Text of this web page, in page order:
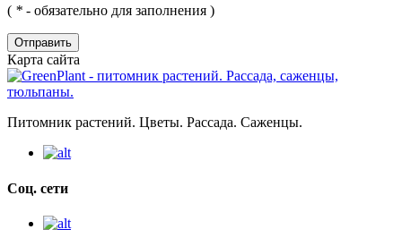
( * - обязательно для заполнения )
Отправить
Карта сайта
Питомник растений. Цветы. Рассада. Саженцы.
Соц. сети